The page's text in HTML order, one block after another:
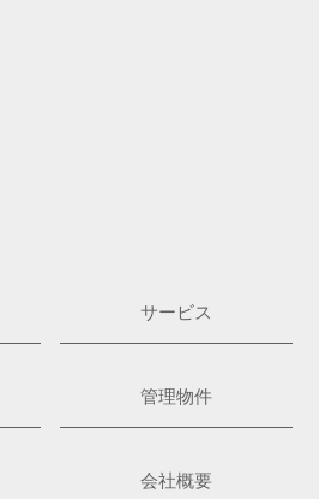
サービス
管理物件
会社概要